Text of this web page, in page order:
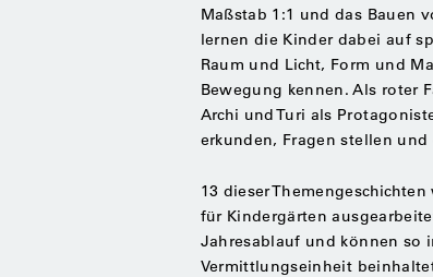
Maßstab 1:1 und das Bauen
lernen die Kinder dabei auf
Raum und Licht, Form und
Bewegung kennen. Als roter
Archi und Turi als
erkunden, Fragen stellen
13 dieser
für Kindergärten
Jahresablauf und können so
Vermittlungseinheit